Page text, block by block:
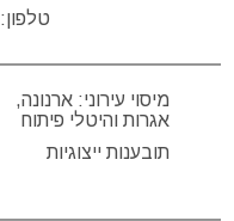
טלפון:
מיסוי עירוני: ארנונה,
אגרות והיטלי פיתוח
תובענות ייצוגיות